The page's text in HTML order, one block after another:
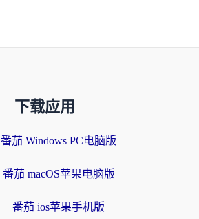
下载应用
番茄 Windows PC电脑版
番茄 macOS苹果电脑版
番茄 ios苹果手机版